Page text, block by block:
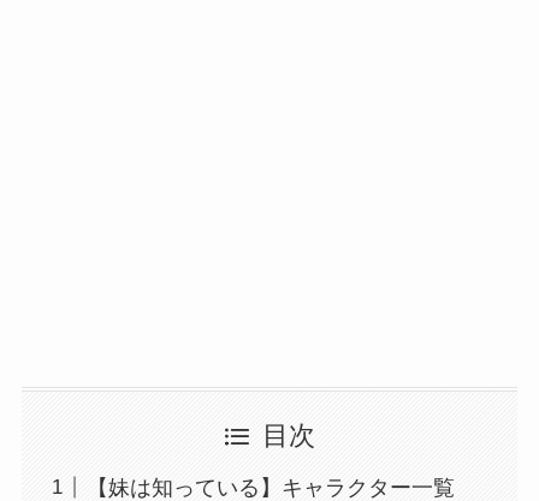
目次
【妹は知っている】キャラクター一覧